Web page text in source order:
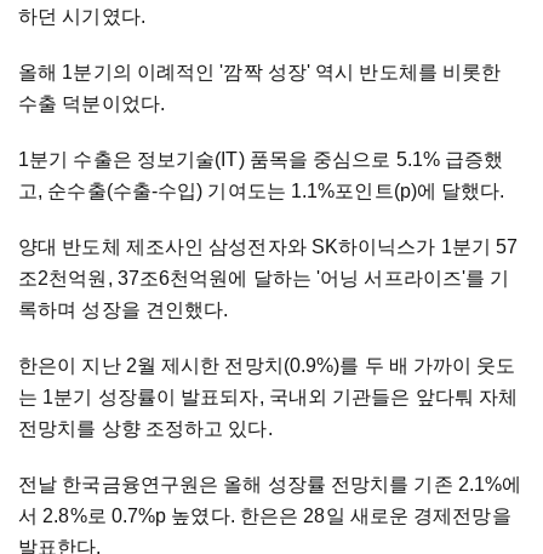
하던 시기였다.
올해 1분기의 이례적인 '깜짝 성장' 역시 반도체를 비롯한
수출 덕분이었다.
1분기 수출은 정보기술(IT) 품목을 중심으로 5.1% 급증했
고, 순수출(수출-수입) 기여도는 1.1%포인트(p)에 달했다.
양대 반도체 제조사인 삼성전자와 SK하이닉스가 1분기 57
조2천억원, 37조6천억원에 달하는 '어닝 서프라이즈'를 기
록하며 성장을 견인했다.
한은이 지난 2월 제시한 전망치(0.9%)를 두 배 가까이 웃도
는 1분기 성장률이 발표되자, 국내외 기관들은 앞다퉈 자체
전망치를 상향 조정하고 있다.
전날 한국금융연구원은 올해 성장률 전망치를 기존 2.1%에
서 2.8%로 0.7%p 높였다. 한은은 28일 새로운 경제전망을
발표한다.